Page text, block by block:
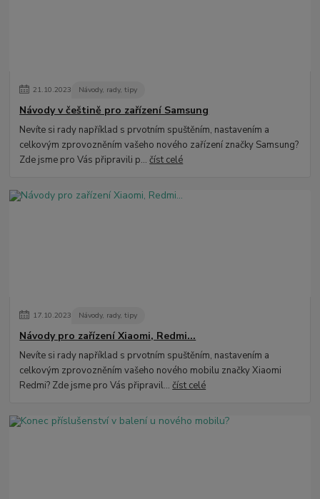
21.10.2023 Návody, rady, tipy
Návody v češtině pro zařízení Samsung
Nevíte si rady například s prvotním spuštěním, nastavením a
celkovým zprovozněním vašeho nového zařízení značky Samsung?
Zde jsme pro Vás připravili p...číst celé
17.10.2023 Návody, rady, tipy
Návody pro zařízení Xiaomi, Redmi...
Nevíte si rady například s prvotním spuštěním, nastavením a
celkovým zprovozněním vašeho nového mobilu značky Xiaomi
Redmi? Zde jsme pro Vás připravil...číst celé